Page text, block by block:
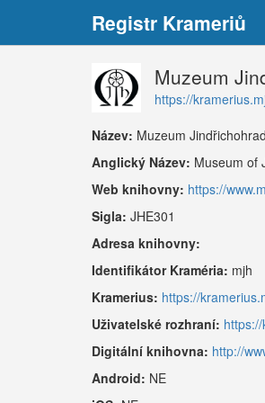
Registr Krameriů
Muzeum
https://
Název: Muzeum
Anglický Název: Museum of
Web knihovny: https://
Sigla: JHE301
Adresa knihovny:
Identifikátor Kraméria: mjh
Kramerius: https://
Uživatelské rozhraní:
Digitální knihovna: http://
Android: NE